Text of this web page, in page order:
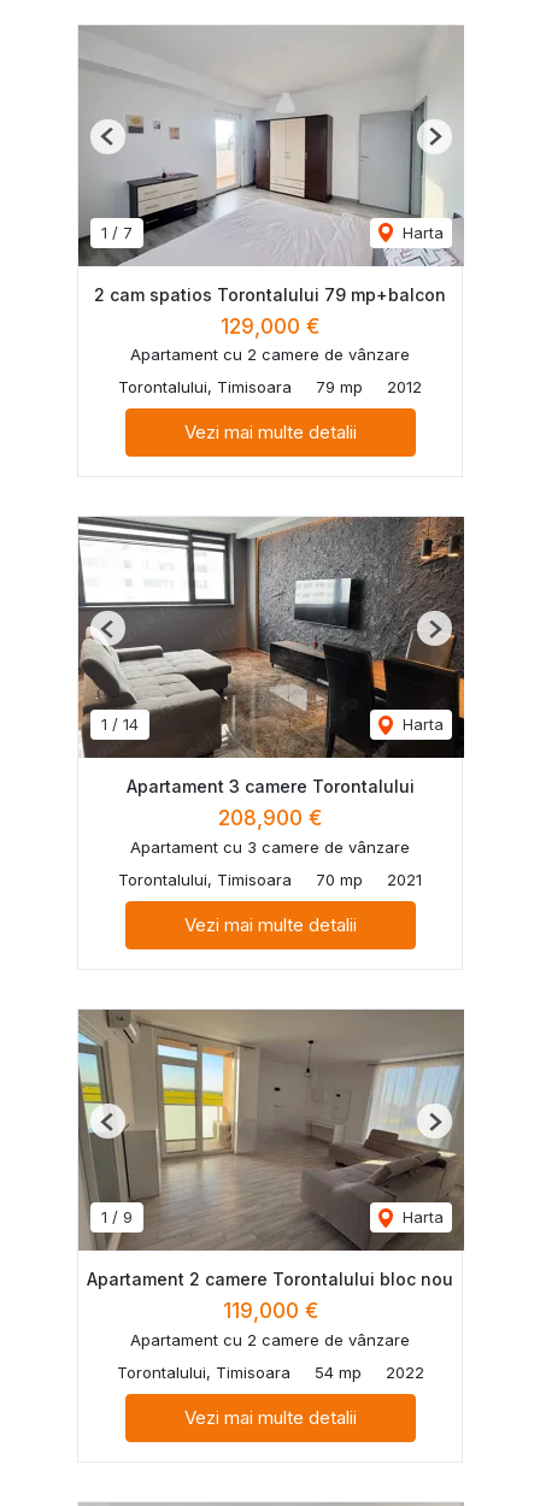
1 / 7 Harta
Previous Next
2 cam spatios Torontalului 79 mp+balcon
129,000 €
Apartament cu 2 camere de vânzare
Torontalului, Timisoara
79 mp 2012
Vezi mai multe detalii
1 / 14 Harta
Previous Next
Apartament 3 camere Torontalului
208,900 €
Apartament cu 3 camere de vânzare
Torontalului, Timisoara
70 mp 2021
Vezi mai multe detalii
1 / 9 Harta
Previous Next
Apartament 2 camere Torontalului bloc nou
119,000 €
Apartament cu 2 camere de vânzare
Torontalului, Timisoara
54 mp 2022
Vezi mai multe detalii